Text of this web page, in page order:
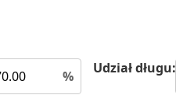
% Udział długu: